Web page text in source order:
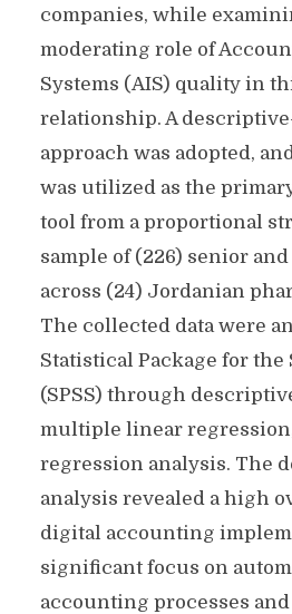
companies, while
moderating role of
Systems (AIS) quality in
relationship. A
approach was adopted,
was utilized as the
tool from a proportional
sample of (226) senior
across (24) Jordanian
The collected data were
Statistical Package for the
(SPSS) through
multiple linear
regression analysis. The
analysis revealed a high
digital accounting
significant focus on
accounting processes